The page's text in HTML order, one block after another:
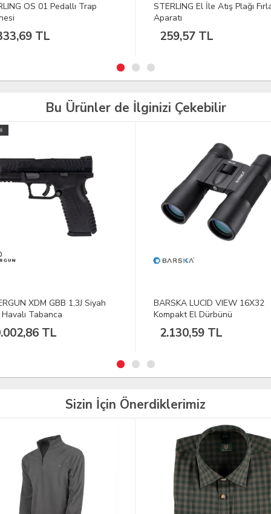
El İle Atış Plağı Fırlatma
TL
STERLING AWK45 Otomatik
Ayarlayıcı Eklenti
18.783,59 TL
Bu Ürünler de İlginizi Çekebilir
LUCID VIEW 16X32
El Dürbünü
TL
UMAREX Heckler & Koch USP
mm. Şarjör
3.009,16 TL
Sizin İçin Önerdiklerimiz